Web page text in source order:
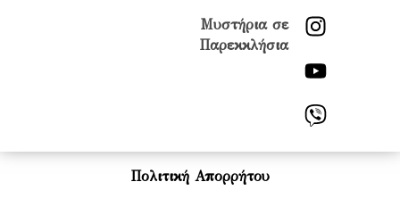
Μυστήρια σε
Παρεκκλήσια
Πολιτική Απορρήτου